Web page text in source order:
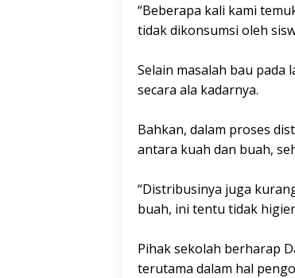
‎“Beberapa kali kami
tidak dikonsumsi oleh
‎Selain masalah bau pada
secara ala kadarnya.
‎Bahkan, dalam proses
antara kuah dan buah,
‎“Distribusinya juga
buah, ini tentu tidak
‎Pihak sekolah berharap
terutama dalam hal